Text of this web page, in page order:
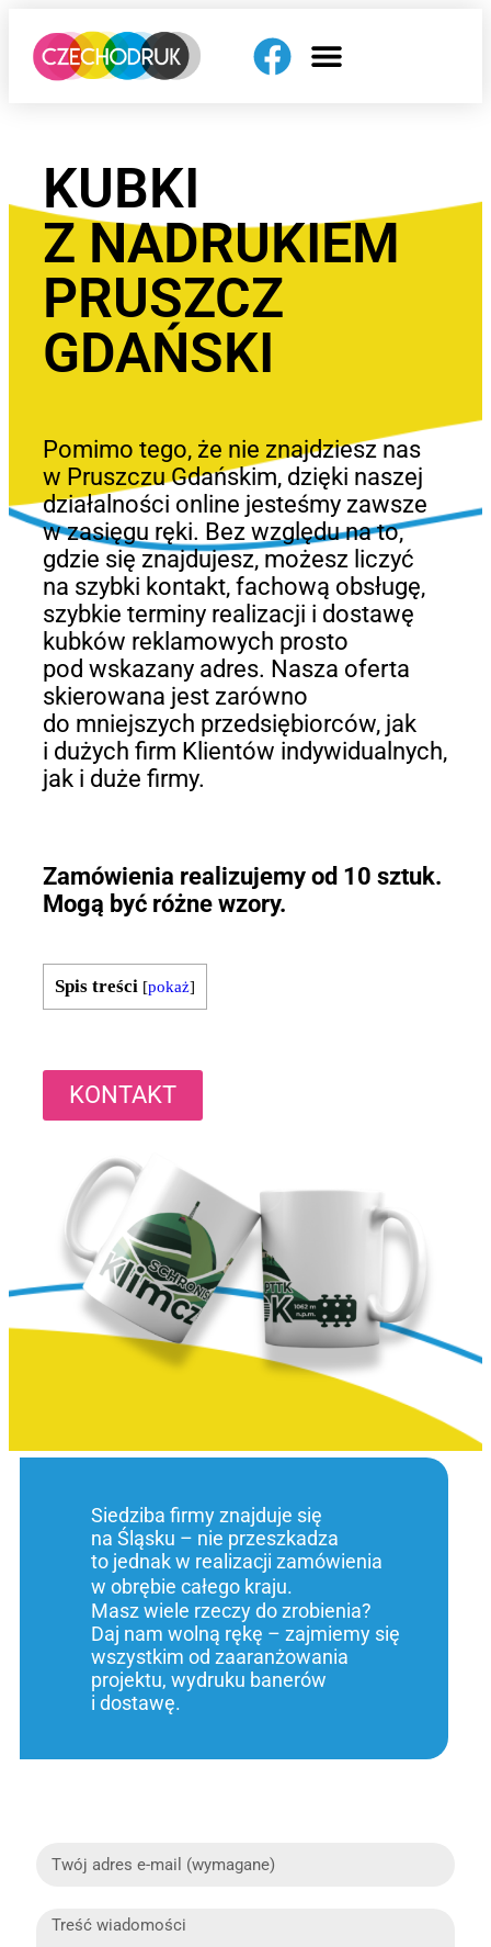
KUBKI
Z NADRUKIEM
PRUSZCZ
GDAŃSKI
Pomimo tego, że nie znajdziesz nas
w Pruszczu Gdańskim, dzięki naszej
działalności online jesteśmy zawsze
w zasięgu ręki. Bez względu na to,
gdzie się znajdujesz, możesz liczyć
na szybki kontakt, fachową obsługę,
szybkie terminy realizacji i dostawę
kubków reklamowych prosto
pod wskazany adres. Nasza oferta
skierowana jest zarówno
do mniejszych przedsiębiorców, jak
i dużych firm Klientów indywidualnych,
jak i duże firmy.
Zamówienia realizujemy od 10 sztuk.
Mogą być różne wzory.
Spis treści [pokaż]
KONTAKT
Siedziba firmy znajduje się
na Śląsku – nie przeszkadza
to jednak w realizacji zamówienia
w obrębie całego kraju.
Masz wiele rzeczy do zrobienia?
Daj nam wolną rękę – zajmiemy się
wszystkim od zaaranżowania
projektu, wydruku banerów
i dostawę.